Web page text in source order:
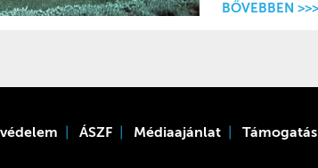
BŐVEBBEN >>>
ÁSZF Médiaajánlat Támogatás